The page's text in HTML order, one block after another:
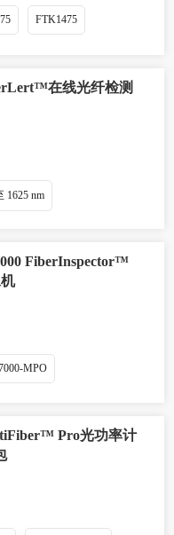
FTK1475
在线光纤检测
1625 nm
FiberInspector™
MPO
Pro光功率计